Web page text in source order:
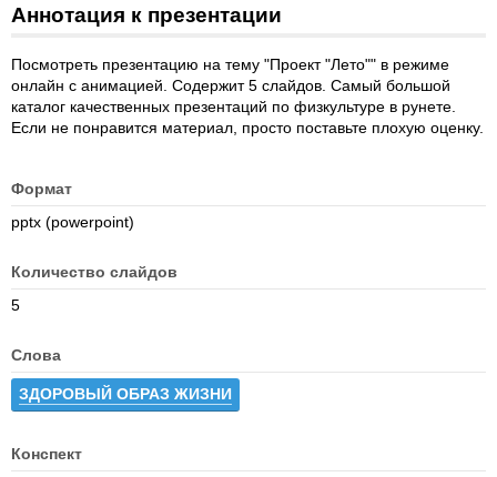
Аннотация к презентации
Посмотреть презентацию на тему "Проект "Лето"" в режиме
онлайн с анимацией. Содержит 5 слайдов. Самый большой
каталог качественных презентаций по физкультуре в рунете.
Если не понравится материал, просто поставьте плохую оценку.
Формат
pptx (powerpoint)
Количество слайдов
5
Слова
ЗДОРОВЫЙ ОБРАЗ ЖИЗНИ
Конспект